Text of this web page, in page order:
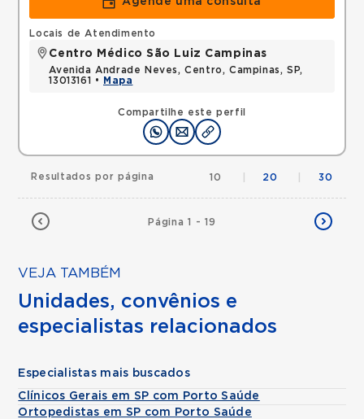
Compartilhe este perfil
Locais de Atendimento
Centro Médico São Luiz Campinas
Avenida Andrade Neves, Centro, Campinas, SP,
13013161 •
Mapa
Página 1 - 19
Resultados por página 10 20 30
VEJA TAMBÉM
Unidades, convênios e
especialistas relacionados
Especialistas mais buscados
Clínicos Gerais em SP com Porto Saúde
Ortopedistas em SP com Porto Saúde